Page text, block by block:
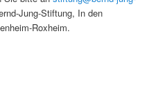
Jung-Stiftung, In den
Roxheim.